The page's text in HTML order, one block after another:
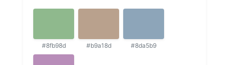
#8fb98d #b9a18d #8da5b9